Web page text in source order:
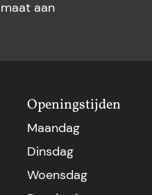
aan
Openingstijden
Maandag
Dinsdag
Woensdag